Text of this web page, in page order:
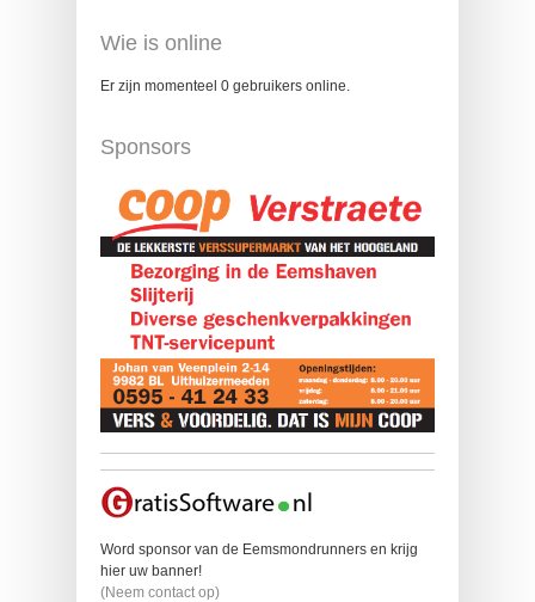
Wie is online
Er zijn momenteel 0 gebruikers online.
Sponsors
Word sponsor van de Eemsmondrunners en krijg
hier uw banner!
(Neem contact op)